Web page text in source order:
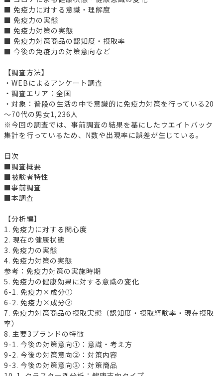
■ 免疫力に対する意識・理解度
■ 免疫力の実態
■ 免疫力対策の実態
■ 免疫力対策商品の認知度・摂取率
■ 今後の免疫力の対策意向など
【調査方法】
・WEBによるアンケート調査
・調査エリア：全国
・対象：普段の生活の中で意識的に免疫力対策を行っている20
～70代の男女1,236人
※今回の調査では、事前調査の結果を基にしたウエイトバック
集計を行っているため、N数や出現率に誤差が生じている。
目次
■調査概要
■被験者特性
■事前調査
■本調査
【分析編】
1. 免疫力に対する関心度
2. 現在の健康状態
3. 免疫力の実態
4. 免疫力対策の実態
参考：免疫力対策の実施時期
5. 免疫力の健康効果に対する意識の変化
6-1. 免疫力×成分①
6-2. 免疫力×成分②
7. 免疫力対策商品の摂取実態（認知度・摂取経験率・現在摂取
率）
8. 主要3ブランドの特徴
9-1. 今後の対策意向①：意識・考え方
9-2. 今後の対策意向②：対策内容
9-3. 今後の対策意向③：対策商品